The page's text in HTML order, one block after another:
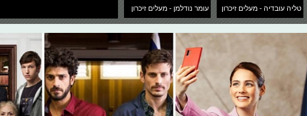
טליה עובדיה - מעלים זיכרון עומר נודלמן - מעלים זיכרון